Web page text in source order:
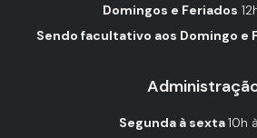
Domingos e Feriados
Sendo facultativo aos Domingo e
Segunda à sexta10h